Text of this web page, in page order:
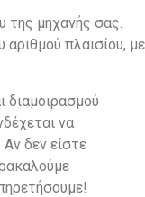
της μηχανής σας.
αριθμού πλαισίου, με
να
δεν είστε